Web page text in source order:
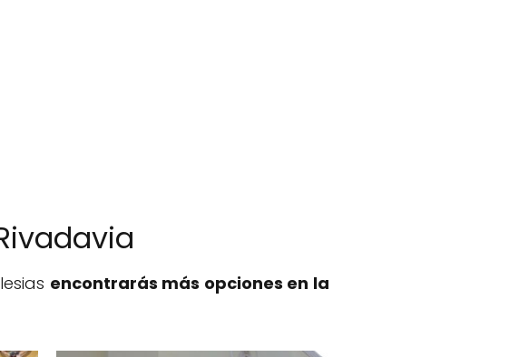
encontrarás más opciones en la